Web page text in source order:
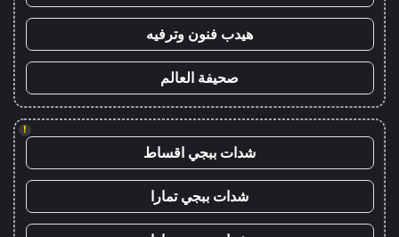
هيدب فنون وترفيه
صحيفة العالم
!
شدات ببجي اقساط
شدات ببجي تمارا